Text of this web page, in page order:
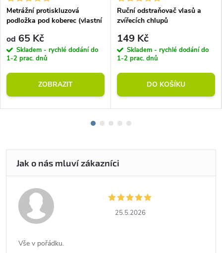
Metrážní protiskluzová
podložka pod koberec (vlastní
od 65 Kč
Skladem - rychlé dodání do
1-2 prac. dnů
ZOBRAZIT
Ruční odstraňovač vlasů a
zvířecích chlupů
149 Kč
Skladem - rychlé dodání do
1-2 prac. dnů
DO KOŠÍKU
25.5.2026
Vše v pořádku.